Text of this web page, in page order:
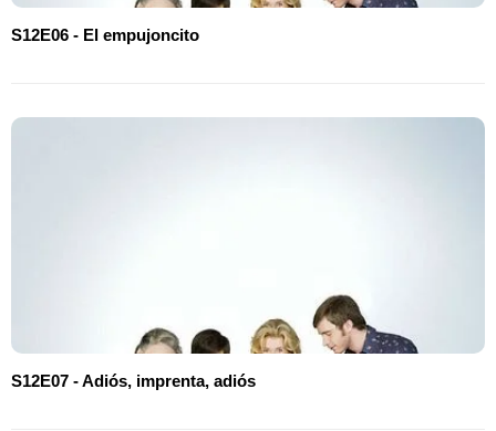
S12E06 - El empujoncito
S12E07 - Adiós, imprenta, adiós